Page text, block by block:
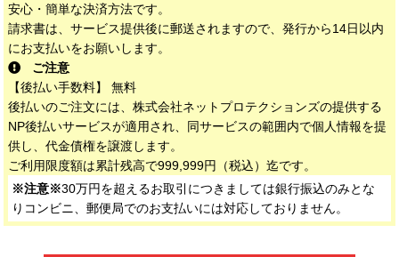
安心・簡単な決済方法です。
請求書は、サービス提供後に郵送されますので、発行から14日以内
にお支払いをお願いします。
ご注意
【後払い手数料】 無料
後払いのご注文には、株式会社ネットプロテクションズの提供する
NP後払いサービスが適用され、同サービスの範囲内で個人情報を提
供し、代金債権を譲渡します。
ご利用限度額は累計残高で999,999円（税込）迄です。
※注意※30万円を超えるお取引につきましては銀行振込のみとな
りコンビニ、郵便局でのお支払いには対応しておりません。